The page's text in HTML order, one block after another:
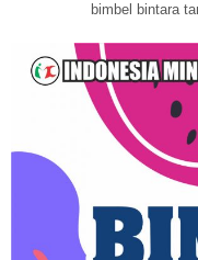
bimbel bintara